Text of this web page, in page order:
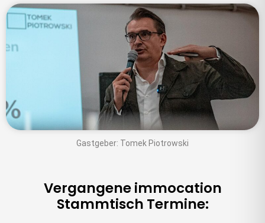
Gastgeber: Tomek Piotrowski
Vergangene immocation
Stammtisch Termine: